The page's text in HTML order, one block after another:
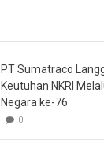
PT Sumatraco
Keutuhan NKRI
Negara ke-76
0